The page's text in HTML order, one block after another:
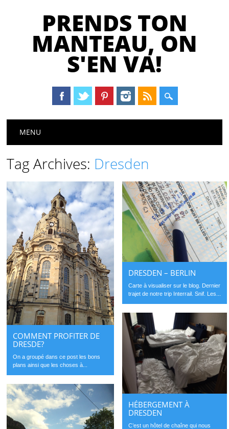
PRENDS TON
MANTEAU, ON
S'EN VA!
Main menu
MENU
Tag Archives: Dresden
COMMENT PROFITER DE
DRESDE?
On a groupé dans ce post les bons
plans ainsi que les choses à...
DRESDEN – BERLIN
Carte à visualiser sur le blog. Dernier
trajet de notre trip Interrail. Snif. Les...
HÉBERGEMENT À
DRESDEN
C’est un hôtel de chaîne qui nous